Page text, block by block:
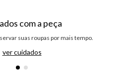
com a peça
suas roupas por mais tempo.
ver cuidados